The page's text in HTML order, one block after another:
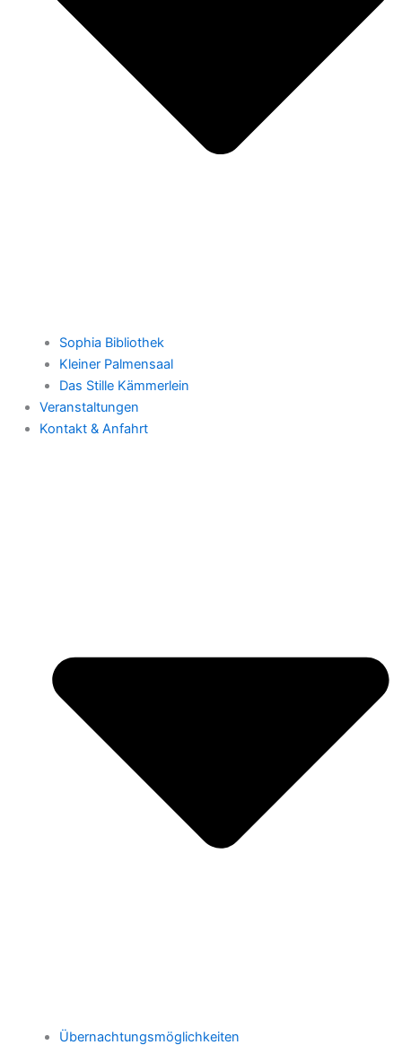
Sophia Bibliothek
Kleiner Palmensaal
Das Stille Kämmerlein
Veranstaltungen
Kontakt & Anfahrt
Übernachtungsmöglichkeiten